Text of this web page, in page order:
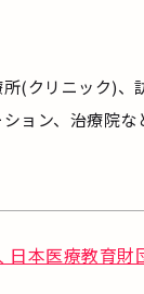
(クリニック)、
ョン、治療院な
日本医療教育財